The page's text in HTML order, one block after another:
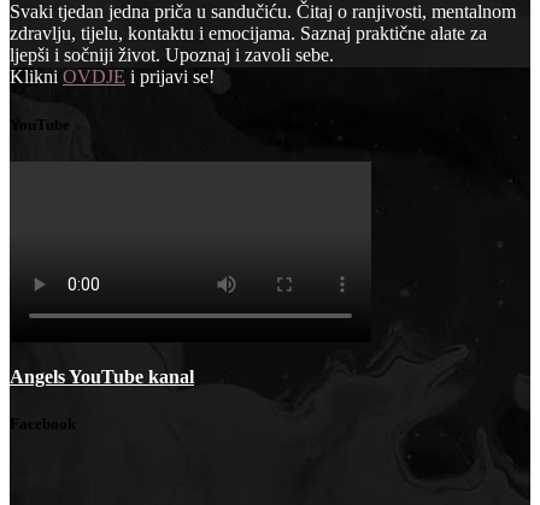
Svaki tjedan jedna priča u sandučiću. Čitaj o ranjivosti, mentalnom
zdravlju, tijelu, kontaktu i emocijama. Saznaj praktične alate za
ljepši i sočniji život. Upoznaj i zavoli sebe.
Klikni OVDJE i prijavi se!
YouTube
Angels YouTube kanal
Facebook